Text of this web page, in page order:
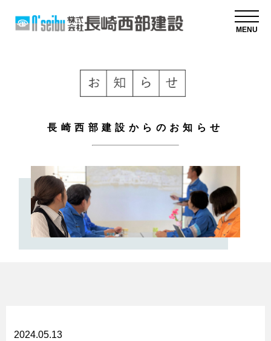
MENU
長崎西部建設からのお知らせ
2024.05.13